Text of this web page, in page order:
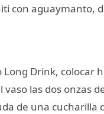
con aguaymanto,
Drink, colocar
las dos onzas
de una